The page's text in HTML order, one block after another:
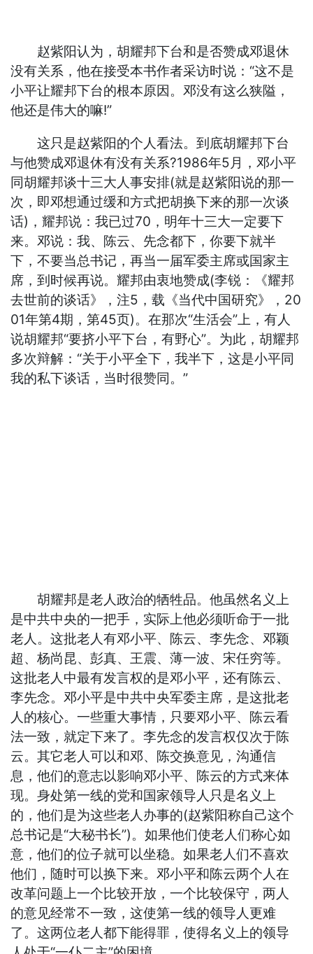
赵紫阳认为，胡耀邦下台和是否赞成邓退休
没有关系，他在接受本书作者采访时说：“这不是
小平让耀邦下台的根本原因。邓没有这么狭隘，
他还是伟大的嘛!”
这只是赵紫阳的个人看法。到底胡耀邦下台
与他赞成邓退休有没有关系?1986年5月，邓小平
同胡耀邦谈十三大人事安排(就是赵紫阳说的那一
次，即邓想通过缓和方式把胡换下来的那一次谈
话)，耀邦说：我已过70，明年十三大一定要下
来。邓说：我、陈云、先念都下，你要下就半
下，不要当总书记，再当一届军委主席或国家主
席，到时候再说。耀邦由衷地赞成(李锐：《耀邦
去世前的谈话》，注5，载《当代中国研究》，20
01年第4期，第45页)。在那次“生活会”上，有人
说胡耀邦“要挤小平下台，有野心”。为此，胡耀邦
多次辩解：“关于小平全下，我半下，这是小平同
我的私下谈话，当时很赞同。”
胡耀邦是老人政治的牺牲品。他虽然名义上
是中共中央的一把手，实际上他必须听命于一批
老人。这批老人有邓小平、陈云、李先念、邓颖
超、杨尚昆、彭真、王震、薄一波、宋任穷等。
这批老人中最有发言权的是邓小平，还有陈云、
李先念。邓小平是中共中央军委主席，是这批老
人的核心。一些重大事情，只要邓小平、陈云看
法一致，就定下来了。李先念的发言权仅次于陈
云。其它老人可以和邓、陈交换意见，沟通信
息，他们的意志以影响邓小平、陈云的方式来体
现。身处第一线的党和国家领导人只是名义上
的，他们是为这些老人办事的(赵紫阳称自己这个
总书记是“大秘书长”)。如果他们使老人们称心如
意，他们的位子就可以坐稳。如果老人们不喜欢
他们，随时可以换下来。邓小平和陈云两个人在
改革问题上一个比较开放，一个比较保守，两人
的意见经常不一致，这使第一线的领导人更难
了。这两位老人都下能得罪，使得名义上的领导